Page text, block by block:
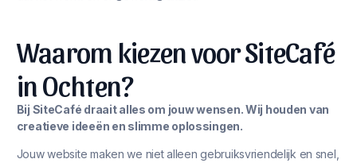
Waarom kiezen voor SiteCafé
in Ochten?
Bij SiteCafé draait alles om jouw wensen. Wij houden van
creatieve ideeën en slimme oplossingen.
Jouw website maken we niet alleen gebruiksvriendelijk en snel,